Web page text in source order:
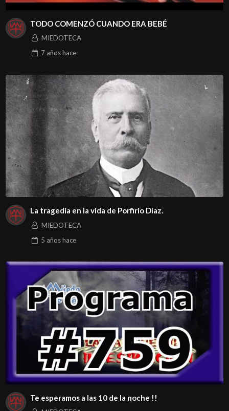
TODO COMENZÓ CUANDO ERA BEBÉ
MIEDOTECA
7 añoshace
La tragedia en la vida de Porfirio Díaz.
MIEDOTECA
5 añoshace
Te esperamos a las 10 de la noche !!